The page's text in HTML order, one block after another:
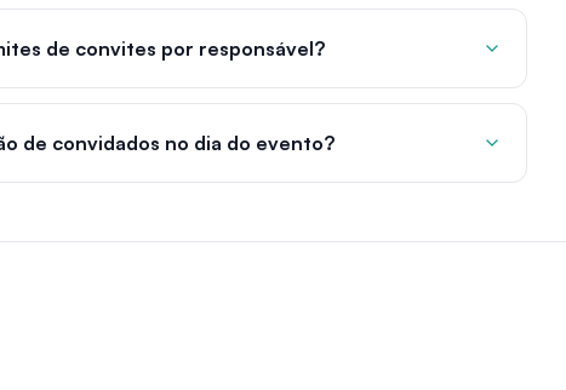
de convites por responsável?
de convidados no dia do evento?